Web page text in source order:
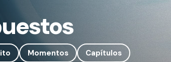
Momentos
Capítulos